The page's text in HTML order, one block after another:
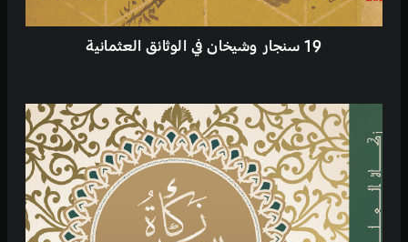
19 سنجار وشيخان في الوثائق العثمانية